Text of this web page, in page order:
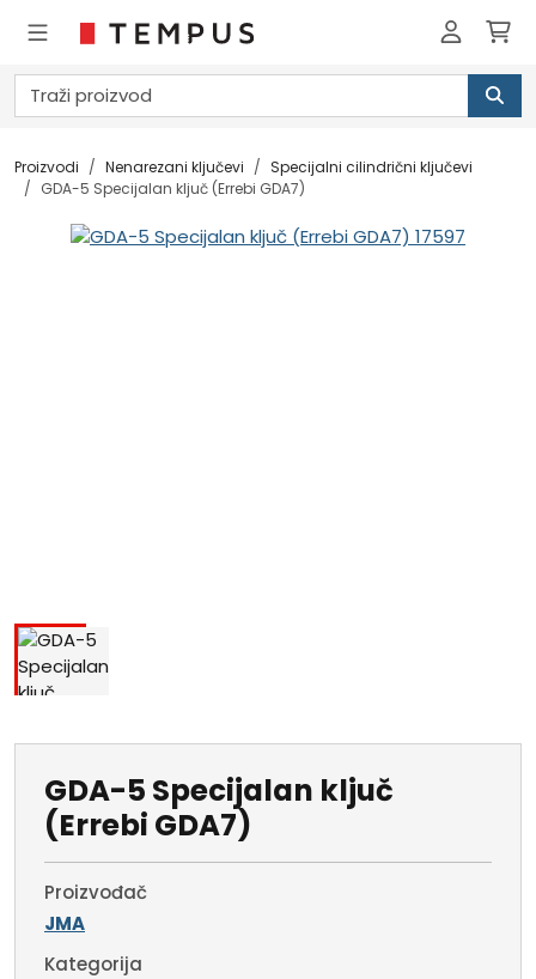
Proizvodi Nenarezani ključevi
Specijalni cilindrični ključevi
GDA-5 Specijalan ključ (Errebi GDA7)
GDA-5 Specijalan ključ
(Errebi GDA7)
Proizvođač
JMA
Kategorija